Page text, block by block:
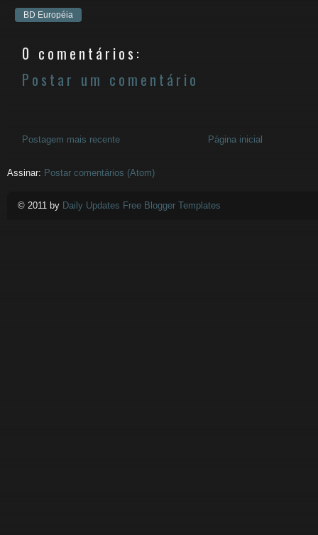
BD Européia
0 comentários:
Postar um comentário
Postagem mais recente Página inicial
Assinar: Postar comentários (Atom)
© 2011 by Daily Updates Free Blogger Templates